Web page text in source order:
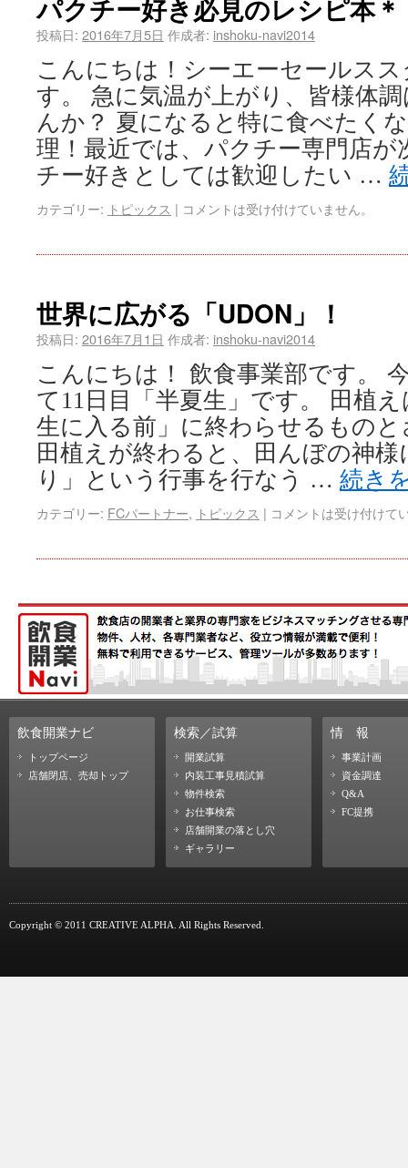
パクチー好き必見のレシピ本＊
投稿日: 2016年7月5日 作成者: inshoku-navi2014
こんにちは！シーエーセールス
す。 急に気温が上がり、皆様体
んか？ 夏になると特に食べたく
理！最近では、パクチー専門店が
チー好きとしては歓迎したい …
カテゴリー: トピックス | コメントは受け付けていません。
世界に広がる「UDON」！
投稿日: 2016年7月1日 作成者: inshoku-navi2014
こんにちは！ 飲食事業部です。
て11日目「半夏生」です。 田植
生に入る前」に終わらせるもの
田植えが終わると、田んぼの神
り」という行事を行なう … 続き
カテゴリー: FCパートナー, トピックス | コメントは受け付けて
飲食開業ナビ
トップページ
店舗閉店、売却トップ
検索／試算
開業試算
内装工事見積試算
物件検索
お仕事検索
店舗開業の落とし穴
ギャラリー
情 報
事業計画
資金調達
Q&A
FC提携
Copyright © 2011 CREATIVE ALPHA. All Rights Reserved.